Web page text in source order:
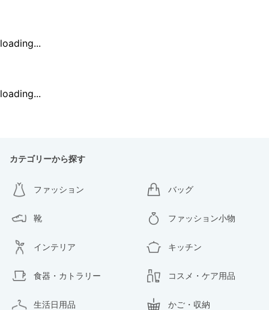
loading...
loading...
カテゴリーから探す
ファッション バッグ
靴 ファッション小物
インテリア キッチン
食器・カトラリー コスメ・ケア用品
生活日用品 かご・収納